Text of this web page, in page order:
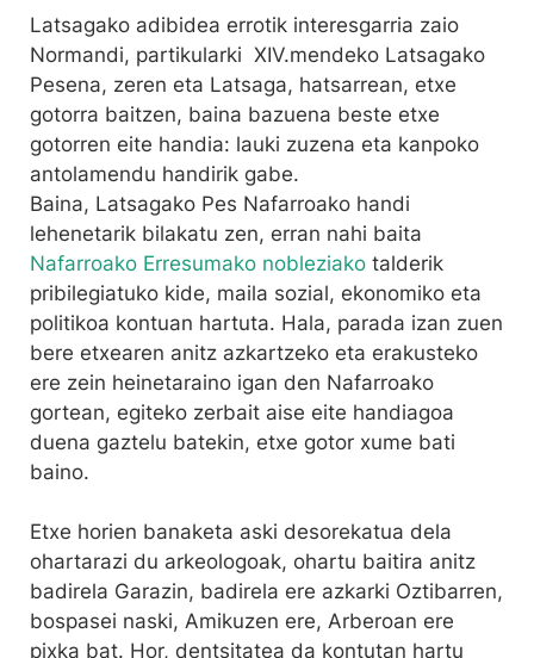
Latsagako adibidea errotik interesgarria zaio
Normandi, partikularki XIV.mendeko Latsagako
Pesena, zeren eta Latsaga, hatsarrean, etxe
gotorra baitzen, baina bazuena beste etxe
gotorren eite handia: lauki zuzena eta kanpoko
antolamendu handirik gabe.
Baina, Latsagako Pes Nafarroako handi
lehenetarik bilakatu zen, erran nahi baita
Nafarroako Erresumako nobleziako talderik
pribilegiatuko kide, maila sozial, ekonomiko eta
politikoa kontuan hartuta. Hala, parada izan zuen
bere etxearen anitz azkartzeko eta erakusteko
ere zein heinetaraino igan den Nafarroako
gortean, egiteko zerbait aise eite handiagoa
duena gaztelu batekin, etxe gotor xume bati
baino.
Etxe horien banaketa aski desorekatua dela
ohartarazi du arkeologoak, ohartu baitira anitz
badirela Garazin, badirela ere azkarki Oztibarren,
bospasei naski, Amikuzen ere, Arberoan ere
pixka bat. Hor, dentsitatea da kontutan hartu